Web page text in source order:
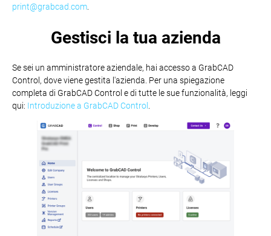
print@grabcad.com.
Gestisci la tua azienda
Se sei un amministratore aziendale, hai accesso a GrabCAD
Control, dove viene gestita l'azienda. Per una spiegazione
completa di GrabCAD Control e di tutte le sue funzionalità, leggi
qui: Introduzione a GrabCAD Control